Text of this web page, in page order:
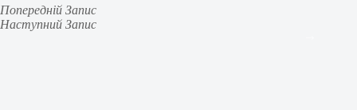
Попередній Запис
Наступний Запис